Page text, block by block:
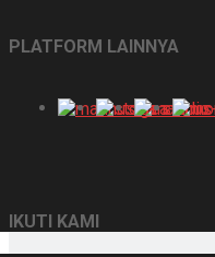
PLATFORM LAINNYA
IKUTI KAMI